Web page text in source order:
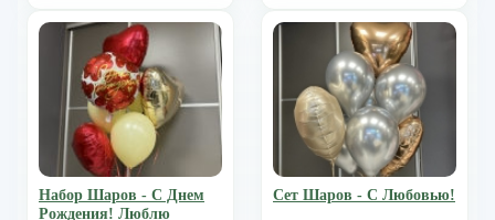
Набор Шаров - С Днем
Рождения! Люблю
Сет Шаров - С Любовью!